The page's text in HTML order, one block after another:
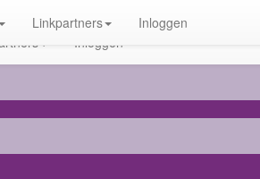
Inloggen
Linkpartners Inloggen